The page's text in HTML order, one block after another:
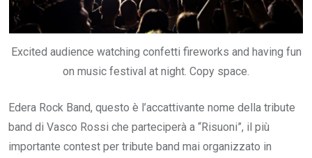
Excited audience watching confetti fireworks and having fun
on music festival at night. Copy space.
Edera Rock Band, questo è l’accattivante nome della tribute
band di Vasco Rossi che parteciperà a “Risuoni”, il più
importante contest per tribute band mai organizzato in